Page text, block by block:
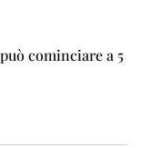
cominciare a 5